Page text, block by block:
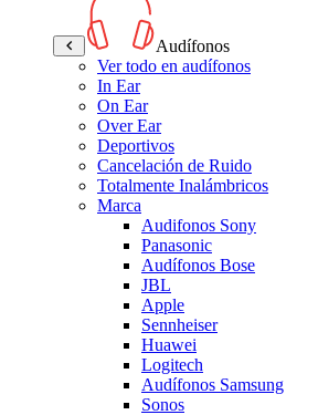
Audífonos
Ver todo en audífonos
In Ear
On Ear
Over Ear
Deportivos
Cancelación de Ruido
Totalmente Inalámbricos
Marca
Audifonos Sony
Panasonic
Audífonos Bose
JBL
Apple
Sennheiser
Huawei
Logitech
Audífonos Samsung
Sonos